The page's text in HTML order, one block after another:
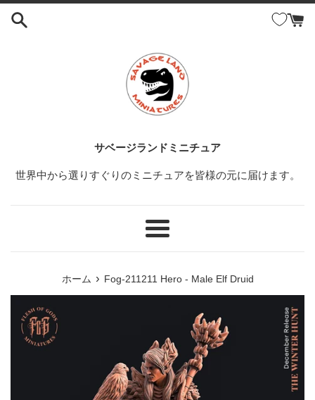
コ
サベージランドミニチュア
世界中から選りすぐりのミニチュアを皆様の元に届けます。
メ
ホーム › Fog-211211 Hero - Male Elf Druid